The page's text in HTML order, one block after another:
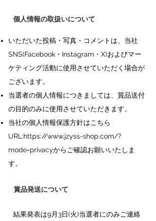
個人情報の取扱いについて
いただいた投稿・写真・コメントは、当社
SNS(Facebook・Instagram・X)およびマー
ケティング活動に使用させていただく場合が
ございます。
当選者の個人情報につきましては、賞品送付
の目的のみに使用させていただきます。
当社の個人情報保護方針はこちら
URL:https://www.jzyss-shop.com/?
mode=privacyからご確認お願いいたしま
す。
賞品発送について
結果発表は9月3日(火)当選者にのみご連絡